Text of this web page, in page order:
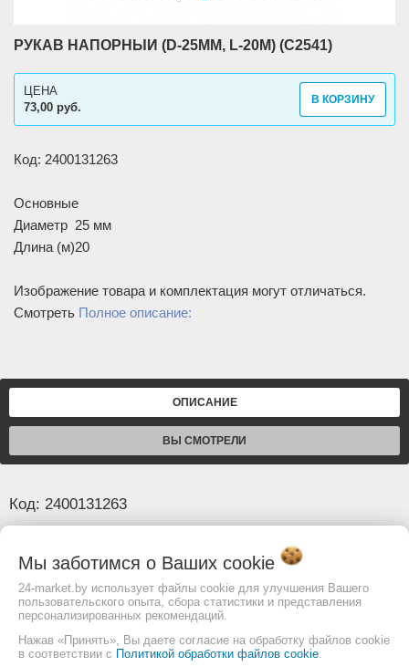
РУКАВ НАПОРНЫЙ (D-25MM, L-20M) (C2541)
73,00 руб.
ЦЕНА
В КОРЗИНУ
Код: 2400131263
Основные
Диаметр 25 мм
Длина (м)20
Изображение товара и комплектация могут отличаться.
Смотреть Полное описание:
ОПИСАНИЕ
ВЫ СМОТРЕЛИ
Код: 2400131263
Основные
Диаметр
Длина (м)20
Изображение товара и комплектация могут
Мы заботимся о Ваших cookie
24-market.by использует файлы cookie для улучшения Вашего
пользовательского опыта, сбора статистики и представления
персонализированных рекомендаций.
Нажав «Принять», Вы даете согласие на обработку файлов cookie
в соответствии с Политикой обработки файлов cookie